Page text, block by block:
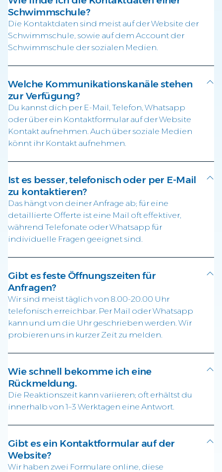
Schwimmschule?
Die Kontaktdaten sind meist auf der Website der
Schwimmschule, sowie auf dem Account der
Schwimmschule der sozialen Medien.
Welche Kommunikationskanäle stehen
zur Verfügung?
Du kannst dich per E-Mail, Telefon, Whatsapp
oder über ein Kontaktformular auf der Website
Kontakt aufnehmen. Auch über soziale Medien
könnt ihr Kontakt aufnehmen.
Ist es besser, telefonisch oder per E-Mail
zu kontaktieren?
Das hängt von deiner Anfrage ab; für eine
detaillierte Offerte ist eine Mail oft effektiver,
während Telefonate oder Whatsapp für
individuelle Fragen geeignet sind.
Gibt es feste Öffnungszeiten für
Anfragen?
Wir sind meist täglich von 8.00-20.00 Uhr
telefonisch erreichbar. Per Mail oder Whatsapp
kann und um die Uhr geschrieben werden. Wir
probieren uns in kurzer Zeit zu melden.
Wie schnell bekomme ich eine
Rückmeldung.
Die Reaktionszeit kann variieren; oft erhältst du
innerhalb von 1–3 Werktagen eine Antwort.
Gibt es ein Kontaktformular auf der
Website?
Wir haben zwei Formulare online, diese